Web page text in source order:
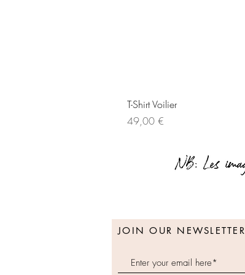
T-Shirt Voilier
Prix
49,00 €
JOIN OUR NEWSLETTER